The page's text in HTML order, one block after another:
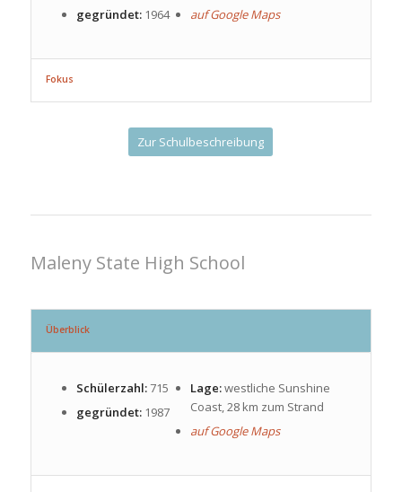
gegründet:1964
auf Google Maps
Fokus
Zur Schulbeschreibung
Maleny State High School
Überblick
Schülerzahl:715
gegründet:1987
Lage:westliche Sunshine
Coast, 28 km zum Strand
auf Google Maps